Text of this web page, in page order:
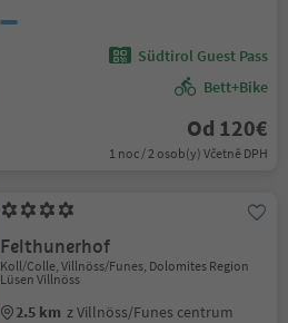
Südtirol Guest Pass
Bett+Bike
Od 120€
1 noc / 2 osob(y) Včetně DPH
Felthunerhof
Koll/Colle, Villnöss/Funes, Dolomites Region
Lüsen Villnöss
2.5 km z Villnöss/Funes centrum